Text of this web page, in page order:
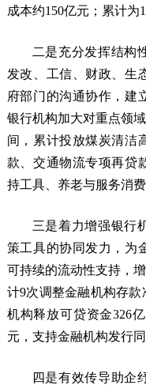
成本约150亿元；累计为
二是充分发挥结构
发改、工信、财政、生
府部门的沟通协作，建
银行机构加大对重点领
间，累计投放煤炭清洁
款、交通物流专项再贷
持工具、养老与服务消
三是着力增强银行
策工具的协同发力，为
可持续的流动性支持，
计9次调整金融机构存
机构释放可贷资金326
元，支持金融机构发行
四是有效传导助企